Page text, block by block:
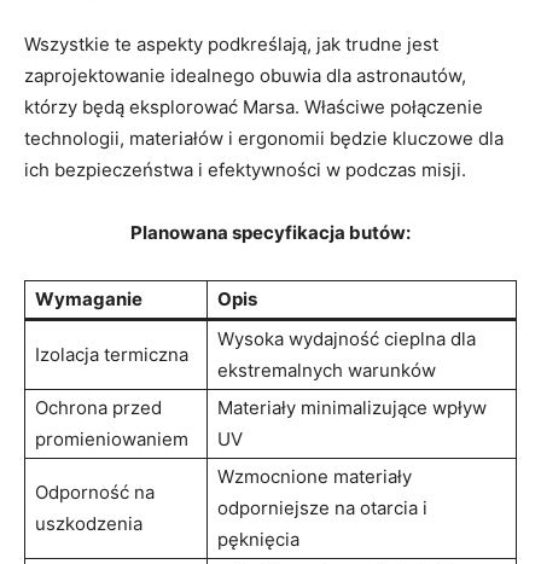
Wszystkie te aspekty podkreślają, jak trudne jest
zaprojektowanie idealnego obuwia dla astronautów,
którzy będą eksplorować Marsa. Właściwe połączenie
technologii, materiałów i ergonomii będzie kluczowe dla
ich bezpieczeństwa i efektywności w podczas misji.
Planowana specyfikacja butów:
Wymaganie Opis
Izolacja termiczna
Wysoka wydajność cieplna dla
ekstremalnych warunków
Ochrona przed
promieniowaniem
Materiały minimalizujące wpływ
UV
Odporność na
uszkodzenia
Wzmocnione materiały
odporniejsze na otarcia i
pęknięcia